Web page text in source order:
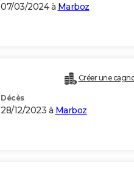
07/03/2024 à Marboz
Créer une
Décès
28/12/2023 à Marboz